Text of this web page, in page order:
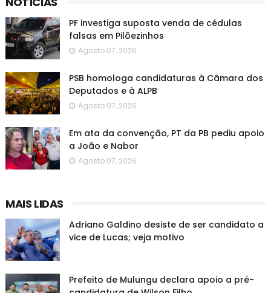
PF investiga suposta venda de cédulas
falsas em Pilõezinhos
Agosto 07, 2026
PSB homologa candidaturas à Câmara dos
Deputados e à ALPB
Agosto 07, 2026
Em ata da convenção, PT da PB pediu apoio
a João e Nabor
Agosto 07, 2026
MAIS LIDAS
Adriano Galdino desiste de ser candidato a
vice de Lucas; veja motivo
Prefeito de Mulungu declara apoio a pré-